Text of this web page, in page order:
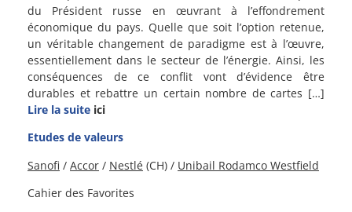
du Président russe en œuvrant à l’effondrement
économique du pays. Quelle que soit l’option retenue,
un véritable changement de paradigme est à l’œuvre,
essentiellement dans le secteur de l’énergie. Ainsi, les
conséquences de ce conflit vont d’évidence être
durables et rebattre un certain nombre de cartes […]
Lire la suite ici
Etudes de valeurs
Sanofi / Accor / Nestlé (CH) / Unibail Rodamco Westfield
Cahier des Favorites